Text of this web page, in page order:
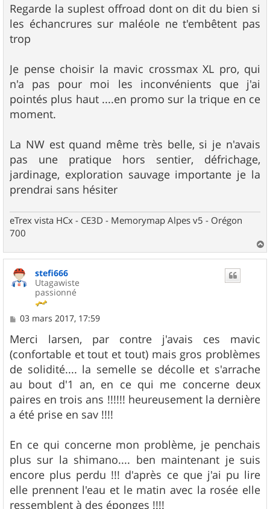
Regarde la suplest offroad dont on dit du bien si
les échancrures sur maléole ne t'embêtent pas
trop
Je pense choisir la mavic crossmax XL pro, qui
n'a pas pour moi les inconvénients que j'ai
pointés plus haut ....en promo sur la trique en ce
moment.
La NW est quand même très belle, si je n'avais
pas une pratique hors sentier, défrichage,
jardinage, exploration sauvage importante je la
prendrai sans hésiter
eTrex vista HCx - CE3D - Memorymap Alpes v5 - Orégon
700
a
stefi666
Utagawiste
passionné
M
s
s
a
g
e
03 mars 2017, 17:59
Merci larsen, par contre j'avais ces mavic
(confortable et tout et tout) mais gros problèmes
de solidité.... la semelle se décolle et s'arrache
au bout d'1 an, en ce qui me concerne deux
paires en trois ans !!!!!! heureusement la dernière
a été prise en sav !!!!
En ce qui concerne mon problème, je penchais
plus sur la shimano.... ben maintenant je suis
encore plus perdu !!! d'après ce que j'ai pu lire
elle prennent l'eau et le matin avec la rosée elle
ressemblent à des éponges !!!!